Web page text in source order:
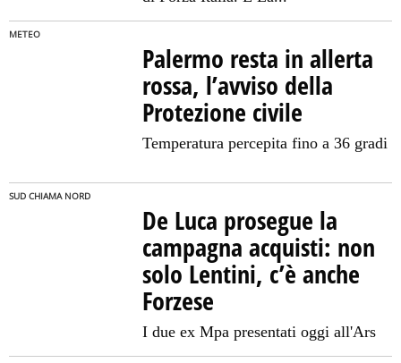
METEO
Palermo resta in allerta
rossa, l’avviso della
Protezione civile
Temperatura percepita fino a 36 gradi
SUD CHIAMA NORD
De Luca prosegue la
campagna acquisti: non
solo Lentini, c’è anche
Forzese
I due ex Mpa presentati oggi all'Ars